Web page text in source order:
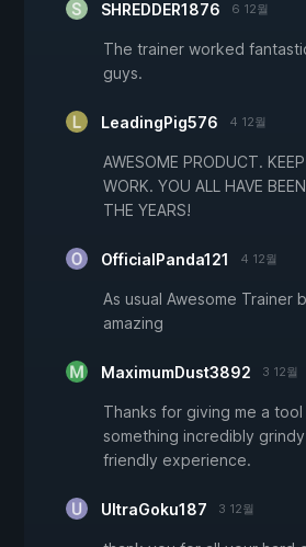
SHREDDER1876 6 12월
The trainer worked
guys.
LeadingPig576 4 12월
AWESOME PRODUCT.
WORK. YOU ALL HAVE
THE YEARS!
OfficialPanda121 4 12월
As usual Awesome Trainer
amazing
MaximumDust3892 3 12월
Thanks for giving me a
something incredibly
friendly experience.
UltraGoku187 3 12월